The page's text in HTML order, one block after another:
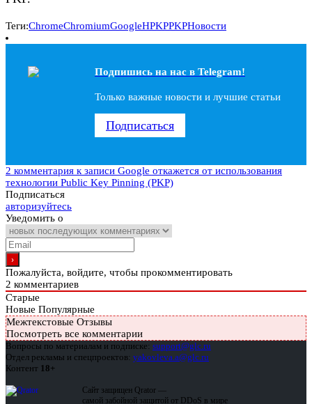
Теги:ChromeChromiumGoogleHPKPPKPНовости
Подпишись на наc в Telegram!
Только важные новости и лучшие статьи
Подписаться
2 комментария к записи Google откажется от использования
технологии Public Key Pinning (PKP)
Подписаться
авторизуйтесь
Уведомить о
Пожалуйста, войдите, чтобы прокомментировать
2 комментариев
Старые
Новые Популярные
Межтекстовые Отзывы
Посмотреть все комментарии
Вопросы по материалам и подписке: support@glc.ru
Отдел рекламы и спецпроектов: yakovleva.a@glc.ru
Контент 18+
Сайт защищен Qrator —
самой забойной защитой от DDoS в мире